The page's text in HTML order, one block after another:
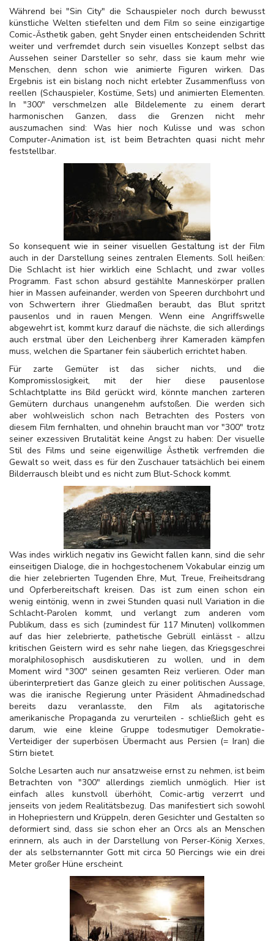
Während bei "Sin City" die Schauspieler noch durch bewusst
künstliche Welten stiefelten und dem Film so seine einzigartige
Comic-Ästhetik gaben, geht Snyder einen entscheidenden Schritt
weiter und verfremdet durch sein visuelles Konzept selbst das
Aussehen seiner Darsteller so sehr, dass sie kaum mehr wie
Menschen, denn schon wie animierte Figuren wirken. Das
Ergebnis ist ein bislang noch nicht erlebter Zusammenfluss von
reellen (Schauspieler, Kostüme, Sets) und animierten Elementen.
In "300" verschmelzen alle Bildelemente zu einem derart
harmonischen Ganzen, dass die Grenzen nicht mehr
auszumachen sind: Was hier noch Kulisse und was schon
Computer-Animation ist, ist beim Betrachten quasi nicht mehr
feststellbar.
So konsequent wie in seiner visuellen Gestaltung ist der Film
auch in der Darstellung seines zentralen Elements. Soll heißen:
Die Schlacht ist hier wirklich eine Schlacht, und zwar volles
Programm. Fast schon absurd gestählte Manneskörper prallen
hier in Massen aufeinander, werden von Speeren durchbohrt und
von Schwertern ihrer Gliedmaßen beraubt, das Blut spritzt
pausenlos und in rauen Mengen. Wenn eine Angriffswelle
abgewehrt ist, kommt kurz darauf die nächste, die sich allerdings
auch erstmal über den Leichenberg ihrer Kameraden kämpfen
muss, welchen die Spartaner fein säuberlich errichtet haben.
Für zarte Gemüter ist das sicher nichts, und die
Kompromisslosigkeit, mit der hier diese pausenlose
Schlachtplatte ins Bild gerückt wird, könnte manchen zarteren
Gemütern durchaus unangenehm aufstoßen. Die werden sich
aber wohlweislich schon nach Betrachten des Posters von
diesem Film fernhalten, und ohnehin braucht man vor "300" trotz
seiner exzessiven Brutalität keine Angst zu haben: Der visuelle
Stil des Films und seine eigenwillige Ästhetik verfremden die
Gewalt so weit, dass es für den Zuschauer tatsächlich bei einem
Bilderrausch bleibt und es nicht zum Blut-Schock kommt.
Was indes wirklich negativ ins Gewicht fallen kann, sind die sehr
einseitigen Dialoge, die in hochgestochenem Vokabular einzig um
die hier zelebrierten Tugenden Ehre, Mut, Treue, Freiheitsdrang
und Opferbereitschaft kreisen. Das ist zum einen schon ein
wenig eintönig, wenn in zwei Stunden quasi null Variation in die
Schlacht-Parolen kommt, und verlangt zum anderen vom
Publikum, dass es sich (zumindest für 117 Minuten) vollkommen
auf das hier zelebrierte, pathetische Gebrüll einlässt - allzu
kritischen Geistern wird es sehr nahe liegen, das Kriegsgeschrei
moralphilosophisch ausdiskutieren zu wollen, und in dem
Moment wird "300" seinen gesamten Reiz verlieren. Oder man
überinterpretiert das Ganze gleich zu einer politischen Aussage,
was die iranische Regierung unter Präsident Ahmadinedschad
bereits dazu veranlasste, den Film als agitatorische
amerikanische Propaganda zu verurteilen - schließlich geht es
darum, wie eine kleine Gruppe todesmutiger Demokratie-
Verteidiger der superbösen Übermacht aus Persien (= Iran) die
Stirn bietet.
Solche Lesarten auch nur ansatzweise ernst zu nehmen, ist beim
Betrachten von "300" allerdings ziemlich unmöglich. Hier ist
einfach alles kunstvoll überhöht, Comic-artig verzerrt und
jenseits von jedem Realitätsbezug. Das manifestiert sich sowohl
in Hohepriestern und Krüppeln, deren Gesichter und Gestalten so
deformiert sind, dass sie schon eher an Orcs als an Menschen
erinnern, als auch in der Darstellung von Perser-König Xerxes,
der als selbsternannter Gott mit circa 50 Piercings wie ein drei
Meter großer Hüne erscheint.